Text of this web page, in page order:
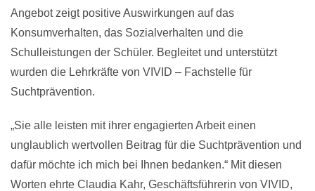
Angebot zeigt positive Auswirkungen auf das
Konsumverhalten, das Sozialverhalten und die
Schulleistungen der Schüler. Begleitet und unterstützt
wurden die Lehrkräfte von VIVID – Fachstelle für
Suchtprävention.
„Sie alle leisten mit ihrer engagierten Arbeit einen
unglaublich wertvollen Beitrag für die Suchtprävention und
dafür möchte ich mich bei Ihnen bedanken.“ Mit diesen
Worten ehrte Claudia Kahr, Geschäftsführerin von VIVID,